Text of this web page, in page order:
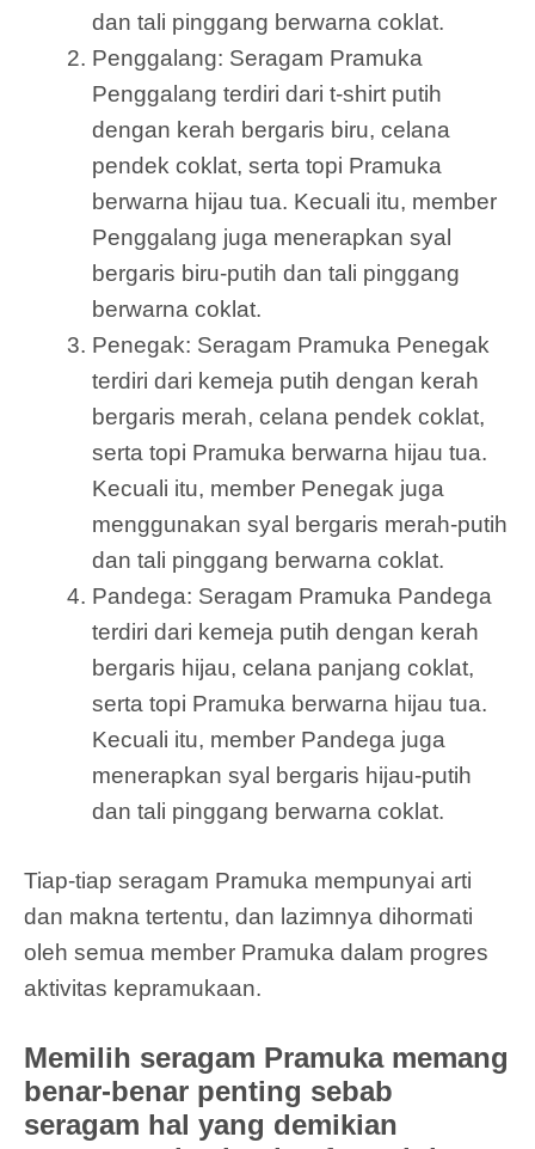
dan tali pinggang berwarna coklat.
Penggalang: Seragam Pramuka
Penggalang terdiri dari t-shirt putih
dengan kerah bergaris biru, celana
pendek coklat, serta topi Pramuka
berwarna hijau tua. Kecuali itu, member
Penggalang juga menerapkan syal
bergaris biru-putih dan tali pinggang
berwarna coklat.
Penegak: Seragam Pramuka Penegak
terdiri dari kemeja putih dengan kerah
bergaris merah, celana pendek coklat,
serta topi Pramuka berwarna hijau tua.
Kecuali itu, member Penegak juga
menggunakan syal bergaris merah-putih
dan tali pinggang berwarna coklat.
Pandega: Seragam Pramuka Pandega
terdiri dari kemeja putih dengan kerah
bergaris hijau, celana panjang coklat,
serta topi Pramuka berwarna hijau tua.
Kecuali itu, member Pandega juga
menerapkan syal bergaris hijau-putih
dan tali pinggang berwarna coklat.
Tiap-tiap seragam Pramuka mempunyai arti
dan makna tertentu, dan lazimnya dihormati
oleh semua member Pramuka dalam progres
aktivitas kepramukaan.
Memilih seragam Pramuka memang
benar-benar penting sebab
seragam hal yang demikian